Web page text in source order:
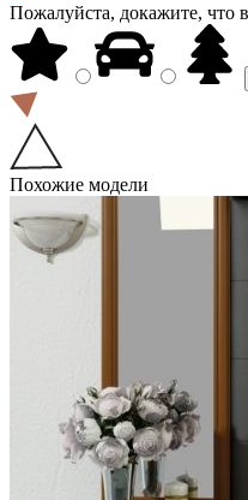
Пожалуйста, докажите, что
Похожие модели